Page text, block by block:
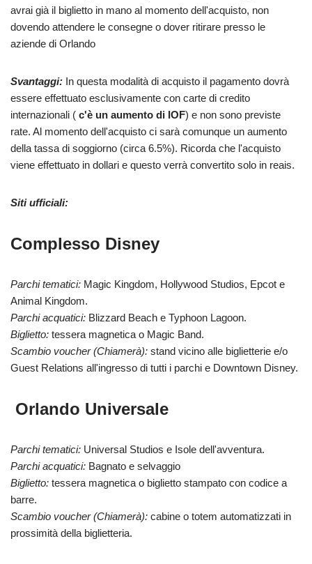
avrai già il biglietto in mano al momento dell'acquisto, non
dovendo attendere le consegne o dover ritirare presso le
aziende di Orlando
Svantaggi: In questa modalità di acquisto il pagamento dovrà
essere effettuato esclusivamente con carte di credito
internazionali ( c'è un aumento di IOF) e non sono previste
rate. Al momento dell'acquisto ci sarà comunque un aumento
della tassa di soggiorno (circa 6.5%). Ricorda che l'acquisto
viene effettuato in dollari e questo verrà convertito solo in reais.
Siti ufficiali:
Complesso Disney
Parchi tematici: Magic Kingdom, Hollywood Studios, Epcot e
Animal Kingdom.
Parchi acquatici: Blizzard Beach e Typhoon Lagoon.
Biglietto: tessera magnetica o Magic Band.
Scambio voucher (Chiamerà): stand vicino alle biglietterie e/o
Guest Relations all'ingresso di tutti i parchi e Downtown Disney.
Orlando Universale
Parchi tematici: Universal Studios e Isole dell'avventura.
Parchi acquatici: Bagnato e selvaggio
Biglietto: tessera magnetica o biglietto stampato con codice a
barre.
Scambio voucher (Chiamerà): cabine o totem automatizzati in
prossimità della biglietteria.